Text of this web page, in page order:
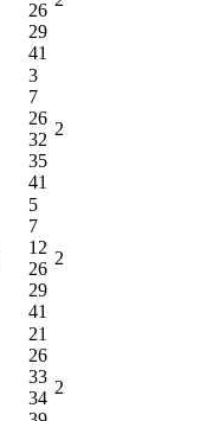
26
29
41
3
7
26
32
35
41
2
5
7
12
26
29
41
2
21
26
33
34
2